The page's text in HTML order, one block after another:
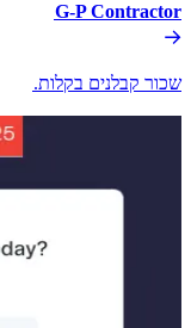
G-P Contractor​​
שכור קבלנים בקלות.​​